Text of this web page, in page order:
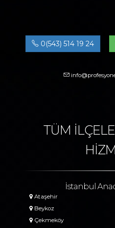
0(543) 514 19 24
TÜM
İstanbul
Ataşehir
Beykoz
Çekmeköy